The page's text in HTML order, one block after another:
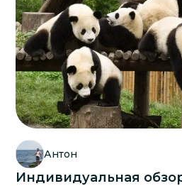
Антон
Индивидуальная